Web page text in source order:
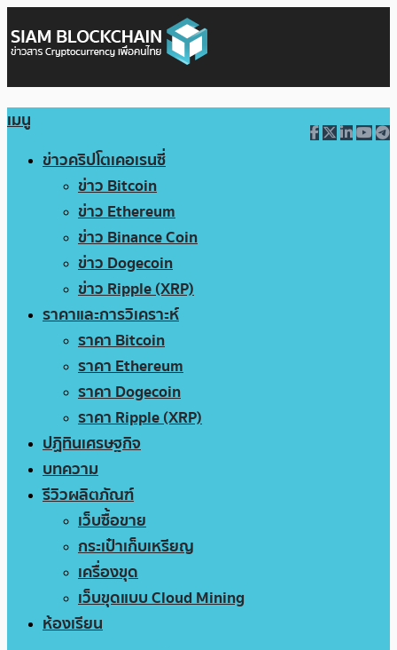
เมนู
ข่าวคริปโตเคอเรนซี่
ข่าว Bitcoin
ข่าว Ethereum
ข่าว Binance Coin
ข่าว Dogecoin
ข่าว Ripple (XRP)
ราคาและการวิเคราะห์
ราคา Bitcoin
ราคา Ethereum
ราคา Dogecoin
ราคา Ripple (XRP)
ปฏิทินเศรษฐกิจ
บทความ
รีวิวผลิตภัณฑ์
เว็บซื้อขาย
กระเป๋าเก็บเหรียญ
เครื่องขุด
เว็บขุดแบบ Cloud Mining
ห้องเรียน